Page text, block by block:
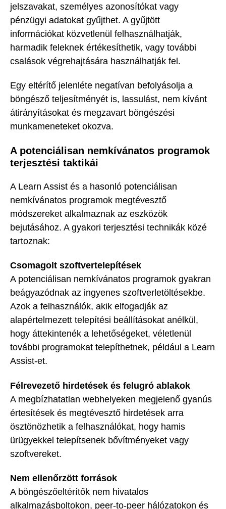
jelszavakat, személyes azonosítókat vagy
pénzügyi adatokat gyűjthet. A gyűjtött
információkat közvetlenül felhasználhatják,
harmadik feleknek értékesíthetik, vagy további
csalások végrehajtására használhatják fel.
Egy eltérítő jelenléte negatívan befolyásolja a
böngésző teljesítményét is, lassulást, nem kívánt
átirányításokat és megzavart böngészési
munkameneteket okozva.
A potenciálisan nemkívánatos programok
terjesztési taktikái
A Learn Assist és a hasonló potenciálisan
nemkívánatos programok megtévesztő
módszereket alkalmaznak az eszközök
bejutásához. A gyakori terjesztési technikák közé
tartoznak:
Csomagolt szoftvertelepítések
A potenciálisan nemkívánatos programok gyakran
beágyazódnak az ingyenes szoftverletöltésekbe.
Azok a felhasználók, akik elfogadják az
alapértelmezett telepítési beállításokat anélkül,
hogy áttekintenék a lehetőségeket, véletlenül
további programokat telepíthetnek, például a Learn
Assist-et.
Félrevezető hirdetések és felugró ablakok
A megbízhatatlan webhelyeken megjelenő gyanús
értesítések és megtévesztő hirdetések arra
ösztönözhetik a felhasználókat, hogy hamis
ürügyekkel telepítsenek bővítményeket vagy
szoftvereket.
Nem ellenőrzött források
A böngészőeltérítők nem hivatalos
alkalmazásboltokon, peer-to-peer hálózatokon és